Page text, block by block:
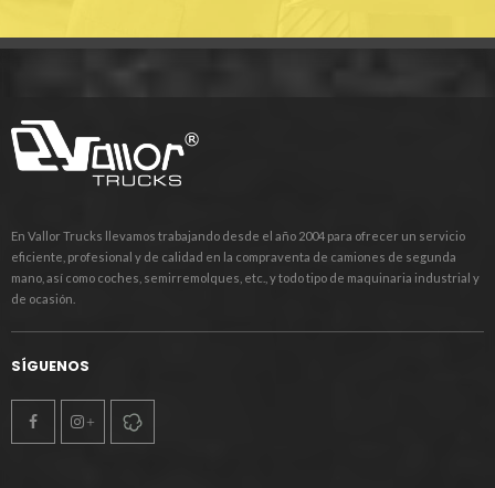
En Vallor Trucks llevamos trabajando desde el año 2004 para ofrecer un servicio
eficiente, profesional y de calidad en la compraventa de camiones de segunda
mano, así como coches, semirremolques, etc., y todo tipo de maquinaria industrial y
de ocasión.
SÍGUENOS